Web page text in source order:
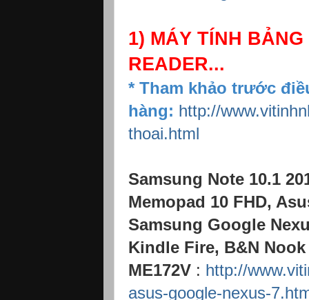
1) MÁY TÍNH
READER...
* Tham khảo trước
hàng: http://
thoai.html
Samsung Note 10.1
Memopad 10 FHD,
Samsung Google
Kindle Fire, B&N
ME172V : http://
asus-google-nexus-